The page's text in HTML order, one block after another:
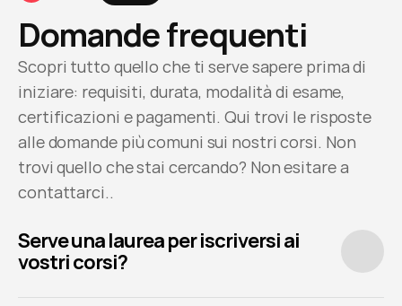
Domande frequenti
Scopri tutto quello che ti serve sapere prima di
iniziare: requisiti, durata, modalità di esame,
certificazioni e pagamenti. Qui trovi le risposte
alle domande più comuni sui nostri corsi. Non
trovi quello che stai cercando? Non esitare a
contattarci..
Serve una laurea per iscriversi ai
vostri corsi?